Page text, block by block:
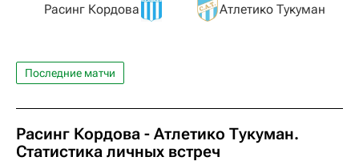
Расинг Кордова
Атлетико Тукуман
Последние матчи
Расинг Кордова - Атлетико Тукуман.
Статистика личных встреч